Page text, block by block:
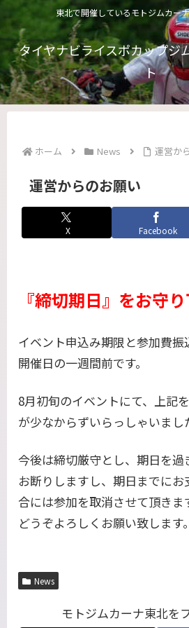
東北で開催しているモトジムカー
タイヤナビライスポカップジ
ト
ホーム News 運営か
運営からのお願い
X Facebook
『締切期日』をお守り
イベント申込み期限と参加費振
開催日の一週間前です。
8月初旬のイベントにて、上記
が少なからずいらっしゃいまし
今後は締切厳守とし、期日を過
お断りしますし、期日までに
合には参加を取消させて頂きま
どうぞよろしくお願い致します。
News
モトジムカーナ東北を